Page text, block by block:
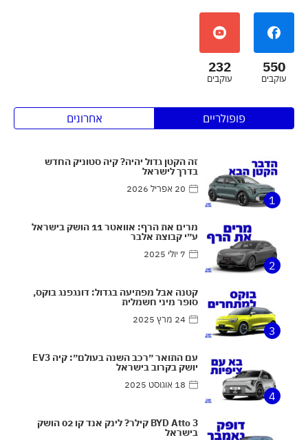
550
עוקבים
232
עוקבים
פופולריים אחרונים
1
זה הקטן גדול יהיה? קיה סטוניק החדש
בדרך לישראל
20 אפריל 2026
2
מרים את הרף: אוואטר 11 הושק בישראל
ע״י קבוצת אלבר
7 יולי 2025
3
קטנה אבל מפתיעה בגדול: דונגפנג בוקס,
סופר מיני חשמלית
24 מרץ 2025
4
עם התואר ״רכב השנה בעולם״: קיה EV3
יושק בקרוב בישראל
18 אוגוסט 2025
BYD Atto 3 קילר? לינק אנד קו 02 הושק
בישראל